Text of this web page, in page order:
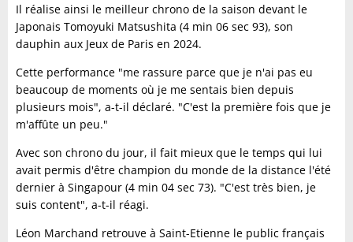
Il réalise ainsi le meilleur chrono de la saison devant le
Japonais Tomoyuki Matsushita (4 min 06 sec 93), son
dauphin aux Jeux de Paris en 2024.
Cette performance "me rassure parce que je n'ai pas eu
beaucoup de moments où je me sentais bien depuis
plusieurs mois", a-t-il déclaré. "C'est la première fois que je
m'affûte un peu."
Avec son chrono du jour, il fait mieux que le temps qui lui
avait permis d'être champion du monde de la distance l'été
dernier à Singapour (4 min 04 sec 73). "C'est très bien, je
suis content", a-t-il réagi.
Léon Marchand retrouve à Saint-Etienne le public français